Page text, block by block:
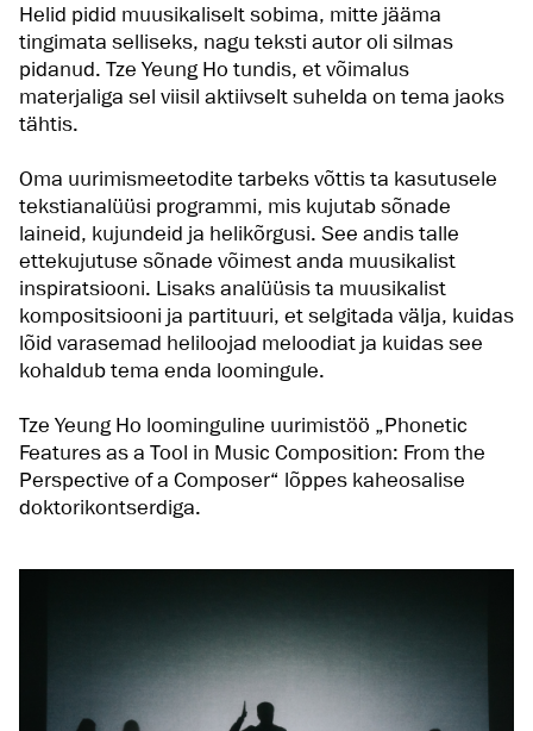
Helid pidid muusikaliselt sobima, mitte jääma
tingimata selliseks, nagu teksti autor oli silmas
pidanud. Tze Yeung Ho tundis, et võimalus
materjaliga sel viisil aktiivselt suhelda on tema jaoks
tähtis.
Oma uurimismeetodite tarbeks võttis ta kasutusele
tekstianalüüsi programmi, mis kujutab sõnade
laineid, kujundeid ja helikõrgusi. See andis talle
ettekujutuse sõnade võimest anda muusikalist
inspiratsiooni. Lisaks analüüsis ta muusikalist
kompositsiooni ja partituuri, et selgitada välja, kuidas
lõid varasemad heliloojad meloodiat ja kuidas see
kohaldub tema enda loomingule.
Tze Yeung Ho loominguline uurimistöö „Phonetic
Features as a Tool in Music Composition: From the
Perspective of a Composer“ lõppes kaheosalise
doktorikontserdiga.